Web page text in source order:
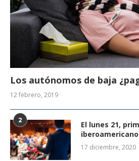
Los autónomos de baja
12 febrero, 2019
2
El lunes 21,
17 diciembre, 2020